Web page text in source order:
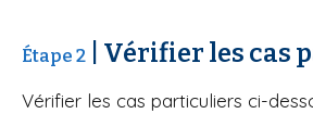
Étape 2 | Vérifier les cas
Vérifier les cas particuliers ci-